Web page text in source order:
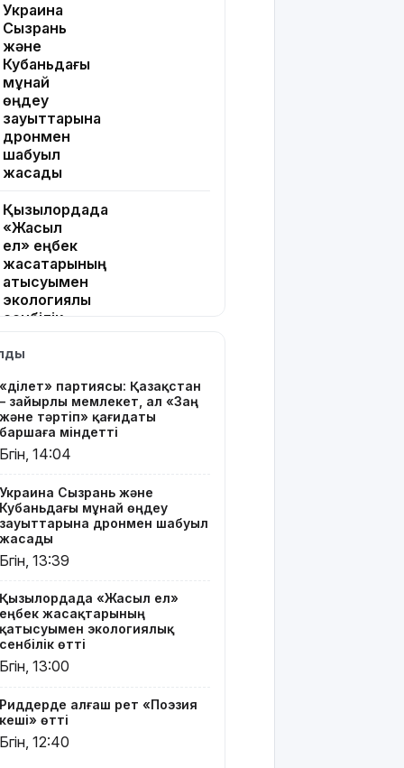
Украина
Сызрань
және
Кубаньдағы
мұнай
өңдеу
зауыттарына
дронмен
шабуыл
жасады
Қызылордада
«Жасыл
ел» еңбек
жасақтарының
қатысуымен
экологиялық
сенбілік
алғаш рет
«Поэзия
кеші» өтті
"Қорғансыз
көп
болды":
Дариға
Бадықова
елге
айтпаған
құпиясын
жайып
салды
тікелей
эфирі үшін
Тараз
тұрғыны 5
«Әділет» партиясы: Қазақстан
– зайырлы мемлекет, ал «Заң
және тәртіп» қағидаты
баршаға міндетті
Бүгін, 14:04
Украина Сызрань және
Кубаньдағы мұнай өңдеу
зауыттарына дронмен шабуыл
жасады
Бүгін, 13:39
Қызылордада «Жасыл ел»
еңбек жасақтарының
қатысуымен экологиялық
сенбілік өтті
Бүгін, 13:00
Риддерде алғаш рет «Поэзия
кеші» өтті
Бүгін, 12:40